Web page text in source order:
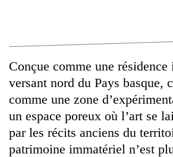
Conçue comme une
versant nord du Pays basque,
comme une zone
un espace poreux où l’art se
par les récits anciens du
patrimoine immatériel n’est